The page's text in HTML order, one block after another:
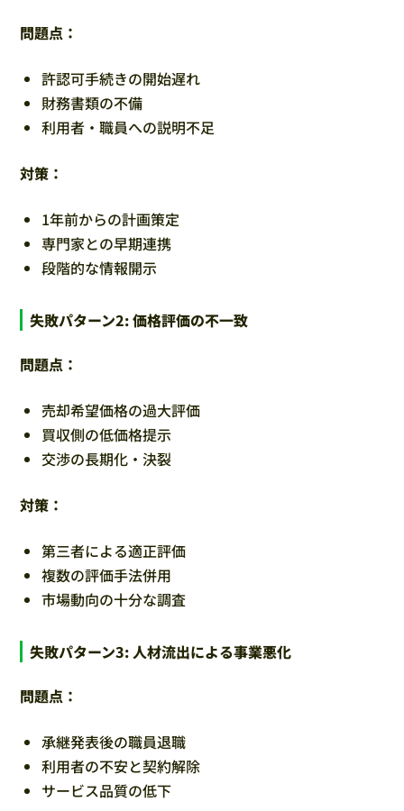
問題点：
許認可手続きの開始遅れ
財務書類の不備
利用者・職員への説明不足
対策：
1年前からの計画策定
専門家との早期連携
段階的な情報開示
失敗パターン2: 価格評価の不一致
問題点：
売却希望価格の過大評価
買収側の低価格提示
交渉の長期化・決裂
対策：
第三者による適正評価
複数の評価手法併用
市場動向の十分な調査
失敗パターン3: 人材流出による事業悪化
問題点：
承継発表後の職員退職
利用者の不安と契約解除
サービス品質の低下